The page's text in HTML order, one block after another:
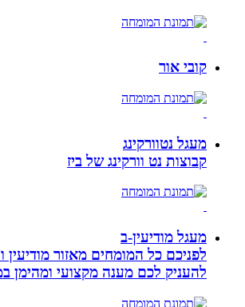
קובי אור
מעגל נטוורקינג
קבוצות נט וורקינג של ביז
מעגל מודיעין-ב
לפניכם כל המומחים מאזור מודיעין
להעניק לכם מענה מקצועי ומהימן